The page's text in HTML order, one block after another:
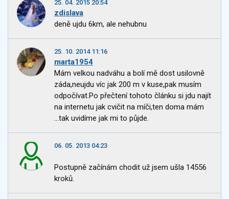
25. 04. 2015 20:54
zdislava
deně ujdu 6km, ale nehubnu
25. 10. 2014 11:16
marta1954
Mám velkou nadváhu a bolí mě dost usilovně
záda,neujdu víc jak 200 m v kuse,pak musím
odpočívat.Po přečtení tohoto článku si jdu najít
na internetu jak cvičit na míči,ten doma mám
...tak uvidíme jak mi to půjde.
06. 05. 2013 04:23
Postupně začínám chodit už jsem ušla 14556
kroků.